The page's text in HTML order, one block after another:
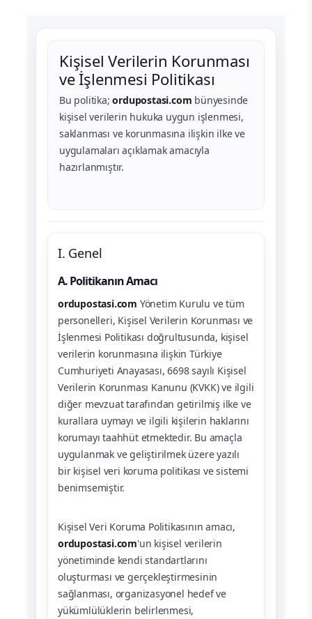
Kişisel Verilerin Korunması
ve İşlenmesi Politikası
Bu politika;ordupostasi.com bünyesinde
kişisel verilerin hukuka uygun işlenmesi,
saklanması ve korunmasına ilişkin ilke ve
uygulamaları açıklamak amacıyla
hazırlanmıştır.
I. Genel
A. Politikanın Amacı
ordupostasi.com Yönetim Kurulu ve tüm
personelleri, Kişisel Verilerin Korunması ve
İşlenmesi Politikası doğrultusunda, kişisel
verilerin korunmasına ilişkin Türkiye
Cumhuriyeti Anayasası, 6698 sayılı Kişisel
Verilerin Korunması Kanunu (KVKK) ve ilgili
diğer mevzuat tarafından getirilmiş ilke ve
kurallara uymayı ve ilgili kişilerin haklarını
korumayı taahhüt etmektedir. Bu amaçla
uygulanmak ve geliştirilmek üzere yazılı
bir kişisel veri koruma politikası ve sistemi
benimsemiştir.
Kişisel Veri Koruma Politikasının amacı,
ordupostasi.com'un kişisel verilerin
yönetiminde kendi standartlarını
oluşturması ve gerçekleştirmesinin
sağlanması, organizasyonel hedef ve
yükümlülüklerin belirlenmesi,